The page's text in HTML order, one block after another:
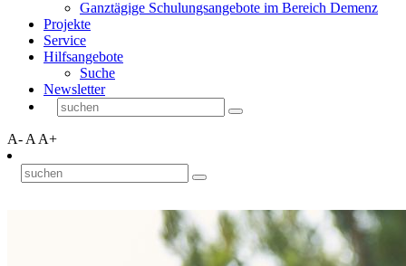
Ganztägige Schulungsangebote im Bereich Demenz
Projekte
Service
Hilfsangebote
Suche
Newsletter
A- A A+